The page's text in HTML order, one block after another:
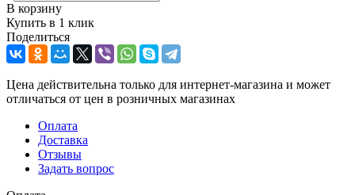
В корзину
Купить в 1 клик
Поделиться
Цена действительна только для интернет-магазина и может
отличаться от цен в розничных магазинах
Оплата
Доставка
Отзывы
Задать вопрос